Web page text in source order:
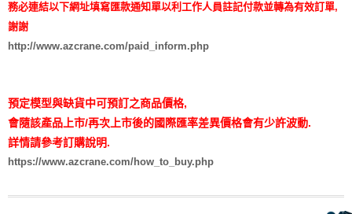
務必連結以下網址填寫匯款通知單以利工作人員註記付款並轉為有效訂單,
謝謝
http://www.azcrane.com/paid_inform.php
預定模型與缺貨中可預訂之商品價格,
會隨該產品上市/再次上市後的國際匯率差異價格會有少許波動.
詳情請參考訂購說明.
https://www.azcrane.com/how_to_buy.php